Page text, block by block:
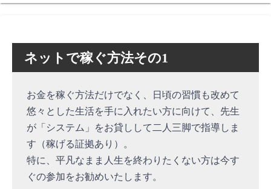
ネットで稼ぐ方法その1
お金を稼ぐ方法だけでなく、日頃の習慣も改めて
悠々とした生活を手に入れたい方に向けて、先生
が「システム」をお貸しして二人三脚で指導しま
す（稼げる証拠あり）。
特に、平凡なまま人生を終わりたくない方は今す
ぐの参加をお勧めいたします。